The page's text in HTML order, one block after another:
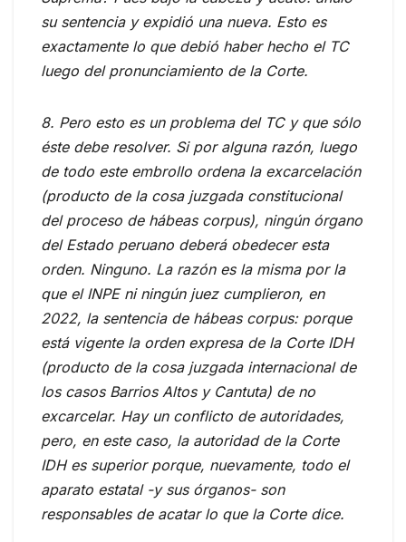
su sentencia y expidió una nueva. Esto es
exactamente lo que debió haber hecho el TC
luego del pronunciamiento de la Corte.
8. Pero esto es un problema del TC y que sólo
éste debe resolver. Si por alguna razón, luego
de todo este embrollo ordena la excarcelación
(producto de la cosa juzgada constitucional
del proceso de hábeas corpus), ningún órgano
del Estado peruano deberá obedecer esta
orden. Ninguno. La razón es la misma por la
que el INPE ni ningún juez cumplieron, en
2022, la sentencia de hábeas corpus: porque
está vigente la orden expresa de la Corte IDH
(producto de la cosa juzgada internacional de
los casos Barrios Altos y Cantuta) de no
excarcelar. Hay un conflicto de autoridades,
pero, en este caso, la autoridad de la Corte
IDH es superior porque, nuevamente, todo el
aparato estatal -y sus órganos- son
responsables de acatar lo que la Corte dice.